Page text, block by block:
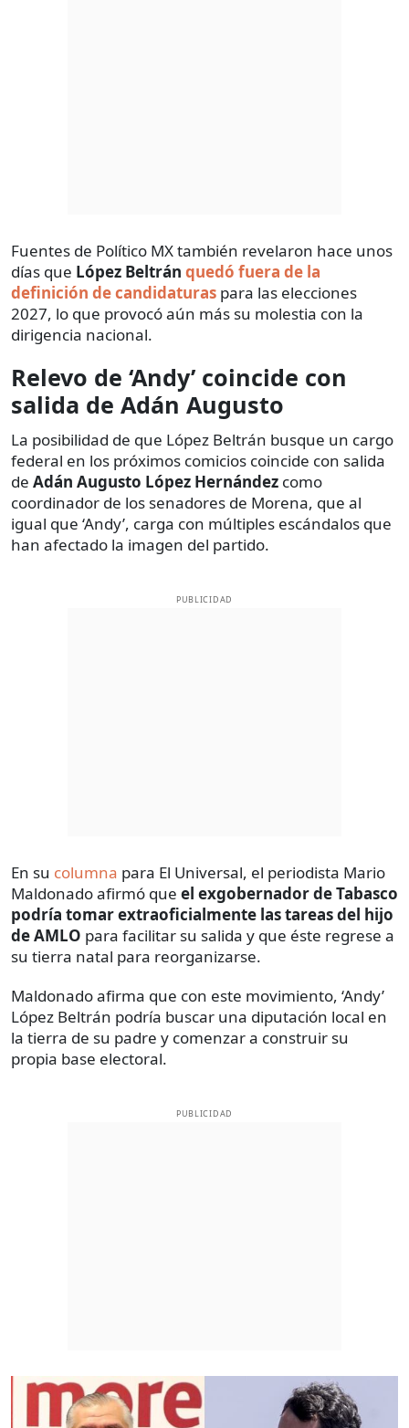
Fuentes de Político MX también revelaron hace unos
días que López Beltrán quedó fuera de la
definición de candidaturas para las elecciones
2027, lo que provocó aún más su molestia con la
dirigencia nacional.
Relevo de ‘Andy’ coincide con
salida de Adán Augusto
La posibilidad de que López Beltrán busque un cargo
federal en los próximos comicios coincide con salida
de Adán Augusto López Hernández como
coordinador de los senadores de Morena, que al
igual que ‘Andy’, carga con múltiples escándalos que
han afectado la imagen del partido.
PUBLICIDAD
En su columna para El Universal, el periodista Mario
Maldonado afirmó que el exgobernador de Tabasco
podría tomar extraoficialmente las tareas del hijo
de AMLO para facilitar su salida y que éste regrese a
su tierra natal para reorganizarse.
Maldonado afirma que con este movimiento, ‘Andy’
López Beltrán podría buscar una diputación local en
la tierra de su padre y comenzar a construir su
propia base electoral.
PUBLICIDAD